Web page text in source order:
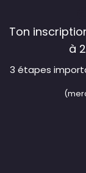
Ton
à
3 étapes